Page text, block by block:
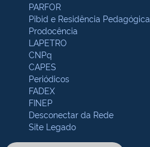
PARFOR
Pibid e Residência Pedagógica
Prodocência
LAPETRO
CNPq
CAPES
Periódicos
FADEX
FINEP
Desconectar da Rede
Site Legado